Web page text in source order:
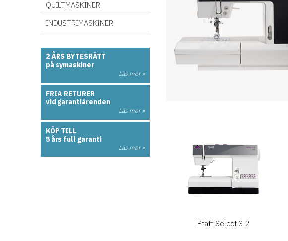
QUILTMASKINER
INDUSTRIMASKINER
2 ÅRS BYTESRÄTT
på symaskiner
Läs mer »
FRIA RETURER
vid garantiärenden
Läs mer »
KÖP TILL
5 års full garanti
Läs mer »
Pfaff Select 3.2